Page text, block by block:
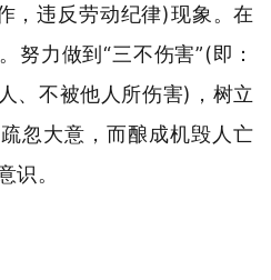
，违反劳动纪律)现象。在
努力做到“三不伤害”(即：
、不被他人所伤害)，树立
忽大意，而酿成机毁人亡
识。